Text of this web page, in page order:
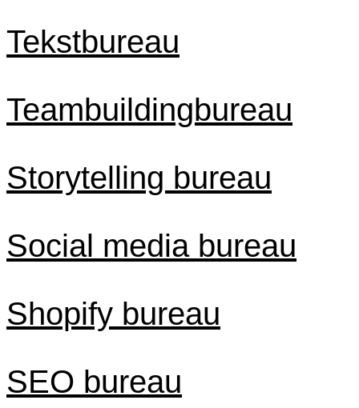
Tekstbureau
Teambuildingbureau
Storytelling bureau
Social media bureau
Shopify bureau
SEO bureau